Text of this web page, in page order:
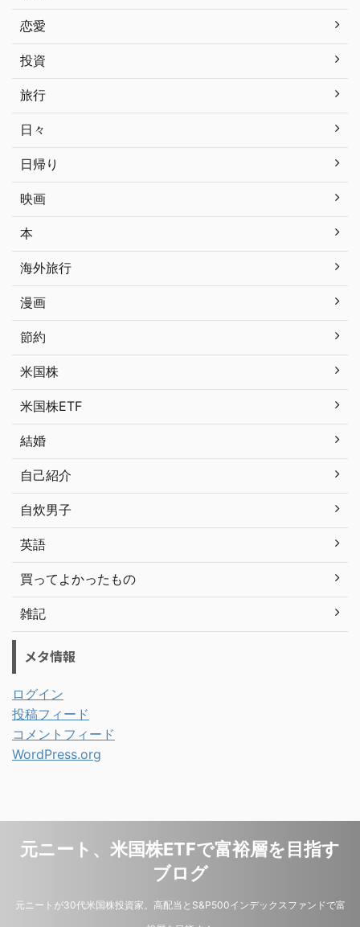
恋愛
投資
旅行
日々
日帰り
映画
本
海外旅行
漫画
節約
米国株
米国株ETF
結婚
自己紹介
自炊男子
英語
買ってよかったもの
雑記
メタ情報
ログイン
投稿フィード
コメントフィード
WordPress.org
元ニート、米国株ETFで富裕層を目指す
ブログ
元ニートが30代米国株投資家。高配当とS&P500インデックスファンドで富